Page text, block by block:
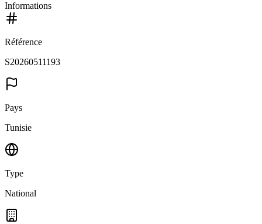
Informations
Référence
S20260511193
Pays
Tunisie
Type
National